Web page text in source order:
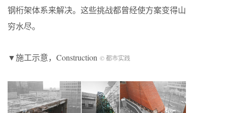
钢桁架体系来解决。这些挑战都曾经使方案变得山
穷水尽。
▼施工示意，Construction © 都市实践